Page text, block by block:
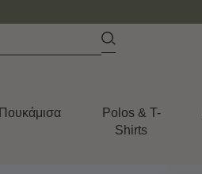
Πουκάμισα
Polos & T-
Shirts